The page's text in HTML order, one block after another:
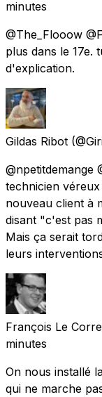
minutes
@The_Flooow
plus dans le 17e.
d'explication.
Gildas Ribot
@npetitdemange
technicien
nouveau client à
disant "c'est pas
Mais ça serait
leurs
François Le Corre
minutes
On nous installé
qui ne marche